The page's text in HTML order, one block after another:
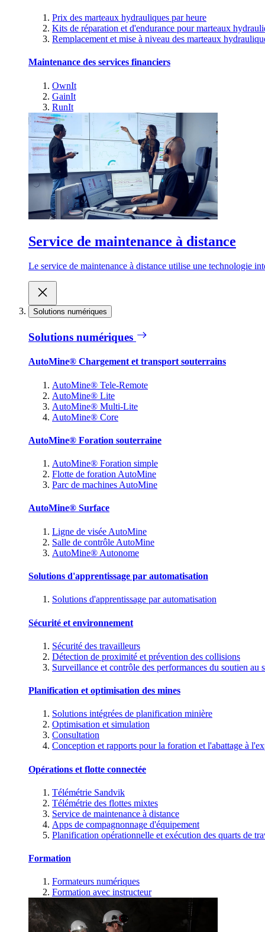
Prix des marteaux hydrauliques par heure
Kits de réparation et d'endurance pour marteaux
Remplacement et mise à niveau des marteaux
Maintenance des services financiers
OwnIt
GainIt
RunIt
Service de maintenance à distance
Le service de maintenance à distance utilise une technologie
Solutions numériques
Solutions numériques
AutoMine® Chargement et transport souterrains
AutoMine® Tele-Remote
AutoMine® Lite
AutoMine® Multi-Lite
AutoMine® Core
AutoMine® Foration souterraine
AutoMine® Foration simple
Flotte de foration AutoMine
Parc de machines AutoMine
AutoMine® Surface
Ligne de visée AutoMine
Salle de contrôle AutoMine
AutoMine® Autonome
Solutions d'apprentissage par automatisation
Solutions d'apprentissage par automatisation
Sécurité et environnement
Sécurité des travailleurs
Détection de proximité et prévention des collisions
Surveillance et contrôle des performances du soutien au
Planification et optimisation des mines
Solutions intégrées de planification minière
Optimisation et simulation
Consultation
Conception et rapports pour la foration et l'abattage à
Opérations et flotte connectée
Télémétrie Sandvik
Télémétrie des flottes mixtes
Service de maintenance à distance
Apps de compagnonnage d'équipement
Planification opérationnelle et exécution des quarts de
Formation
Formateurs numériques
Formation avec instructeur